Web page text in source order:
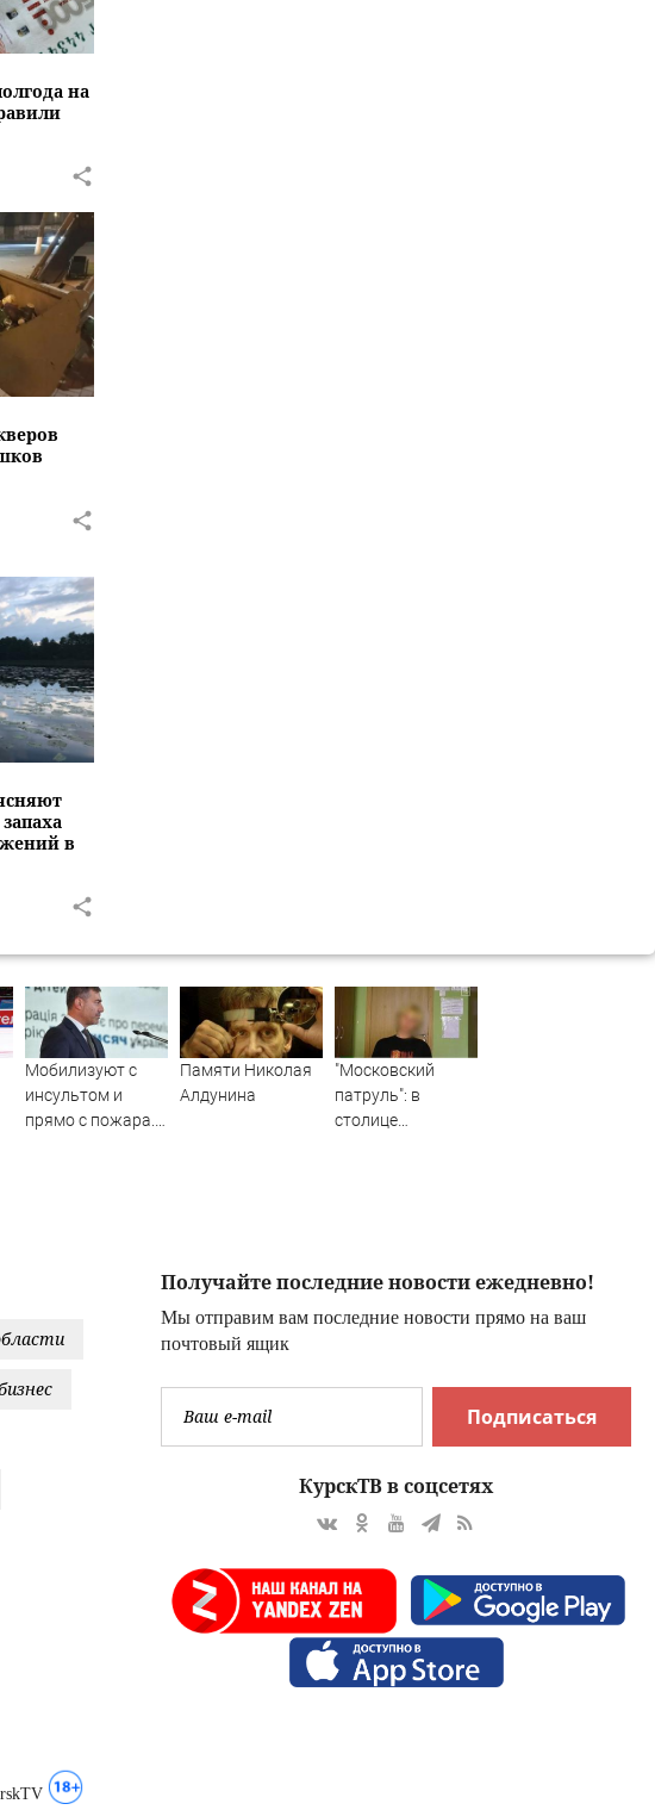
на
в
Мобилизуют с
инсультом и
прямо с пожара.
Памяти Николая
Алдунина
"Московский
патруль": в
столице
Получайте последние новости ежедневно!
Мы отправим вам последние новости прямо на ваш
почтовый ящик
Подписаться
КурскТВ в соцсетях